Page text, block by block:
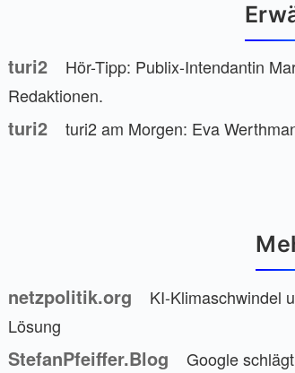
turi2
Hör-Tipp: Publix-Intendantin
Redaktionen.
turi2 turi2 am Morgen: Eva
netzpolitik.org
KI-Klimaschwindel
Lösung
StefanPfeiffer.Blog Google